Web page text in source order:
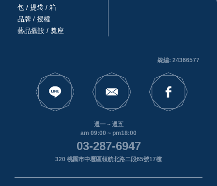
包 / 提袋 / 箱
品牌 / 授權
藝品擺設 / 獎座
統編: 24366577
週一 ~ 週五
am 09:00 ~ pm18:00
03-287-6947
320 桃園市中壢區領航北路二段65號17樓